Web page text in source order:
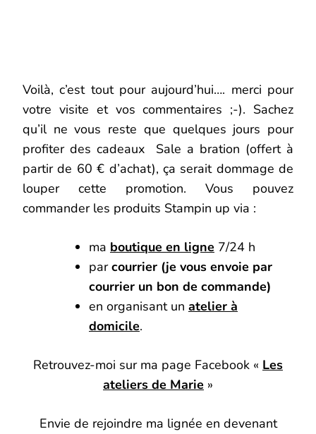
Voilà, c’est tout pour aujourd’hui…. merci pour
votre visite et vos commentaires ;-). Sachez
qu’il ne vous reste que quelques jours pour
profiter des cadeaux Sale a bration (offert à
partir de 60 € d’achat), ça serait dommage de
louper cette promotion. Vous pouvez
commander les produits Stampin up via :
ma boutique en ligne 7/24 h
parcourrier (je vous envoie par
courrier un bon de commande)
en organisant un atelier à
domicile.
Retrouvez-moi sur ma page Facebook « Les
ateliers de Marie »
Envie de rejoindre ma lignée en devenant